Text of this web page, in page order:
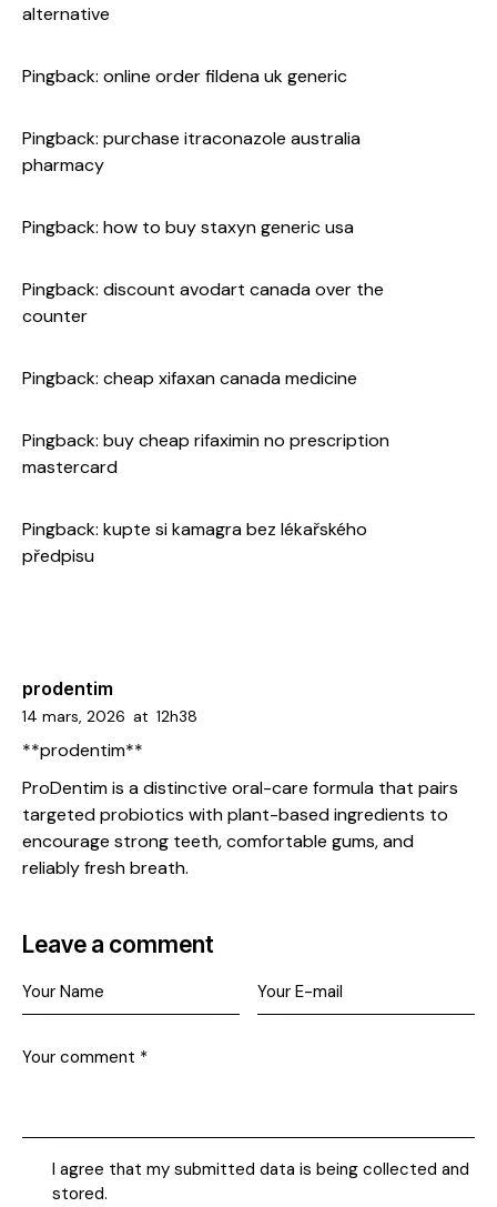
alternative
Pingback: online order fildena uk generic
Pingback: purchase itraconazole australia
pharmacy
Pingback: how to buy staxyn generic usa
Pingback: discount avodart canada over the
counter
Pingback: cheap xifaxan canada medicine
Pingback: buy cheap rifaximin no prescription
mastercard
Pingback: kupte si kamagra bez lékařského
předpisu
prodentim
14 mars, 2026 at 12h38
**prodentim**
ProDentim is a distinctive oral-care formula that pairs
targeted probiotics with plant-based ingredients to
encourage strong teeth, comfortable gums, and
reliably fresh breath.
Leave a comment
I agree that my submitted data is being collected and
stored.